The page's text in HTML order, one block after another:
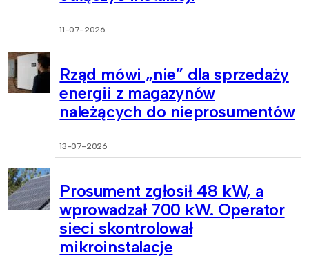
11-07-2026
Rząd mówi „nie” dla sprzedaży
energii z magazynów
należących do nieprosumentów
13-07-2026
Prosument zgłosił 48 kW, a
wprowadzał 700 kW. Operator
sieci skontrolował
mikroinstalacje